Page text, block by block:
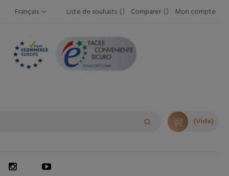
Liste de souhaits Comparer Mon compte
Français
(Vide)